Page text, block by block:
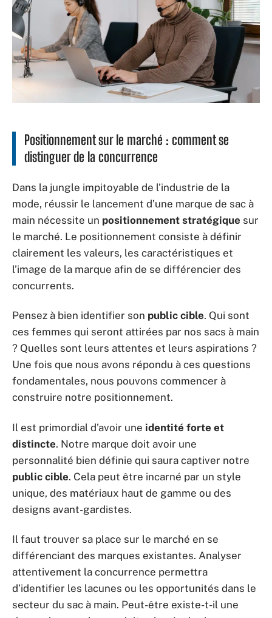
Positionnement sur le marché : comment se
distinguer de la concurrence
Dans la jungle impitoyable de l’industrie de la
mode, réussir le lancement d’une marque de sac à
main nécessite un positionnement stratégique sur
le marché. Le positionnement consiste à définir
clairement les valeurs, les caractéristiques et
l’image de la marque afin de se différencier des
concurrents.
Pensez à bien identifier son public cible. Qui sont
ces femmes qui seront attirées par nos sacs à main
? Quelles sont leurs attentes et leurs aspirations ?
Une fois que nous avons répondu à ces questions
fondamentales, nous pouvons commencer à
construire notre positionnement.
Il est primordial d’avoir une identité forte et
distincte. Notre marque doit avoir une
personnalité bien définie qui saura captiver notre
public cible. Cela peut être incarné par un style
unique, des matériaux haut de gamme ou des
designs avant-gardistes.
Il faut trouver sa place sur le marché en se
différenciant des marques existantes. Analyser
attentivement la concurrence permettra
d’identifier les lacunes ou les opportunités dans le
secteur du sac à main. Peut-être existe-t-il une